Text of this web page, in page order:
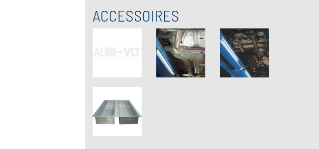
ACCESSOIRES